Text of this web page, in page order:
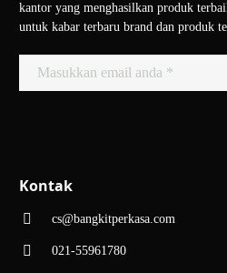
kantor yang menghasilkan produk
untuk kabar terbaru brand dan produk
Kontak
cs@bangkitperkasa.com
021-55961780